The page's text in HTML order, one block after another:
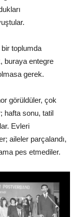
bir toplumda
buraya entegre
gerek.
görüldüler, çok
hafta sonu, tatil
Evleri
aileler parçalandı,
pes etmediler.